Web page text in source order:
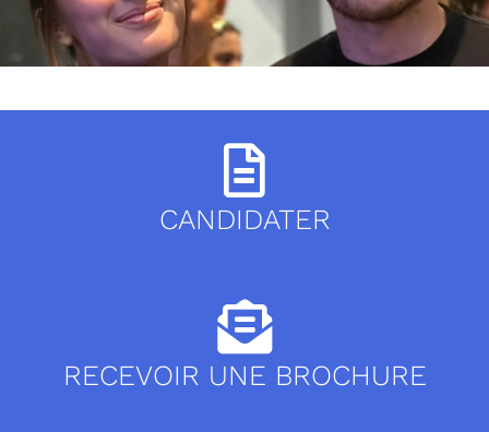
CANDIDATER
RECEVOIR UNE BROCHURE